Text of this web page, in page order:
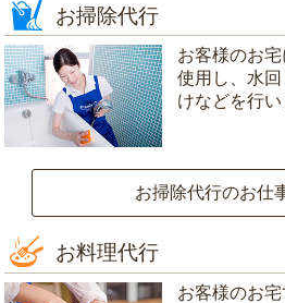
お掃除代行
お客様のお
使用し、水
けなどを行い
お掃除代行のお仕
お料理代行
お客様のお